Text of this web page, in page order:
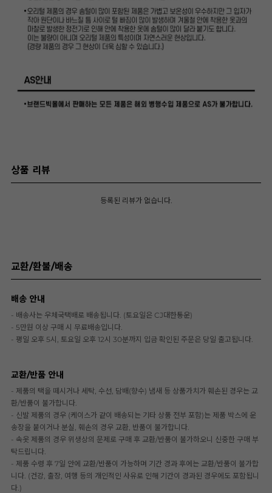
상품 리뷰
등록된 리뷰가 없습니다.
교환/환불/배송
배송 안내
- 배송사는 우체국택배로 배송됩니다. (토요일은 CJ대한통운)
- 5만원 이상 구매 시 무료배송입니다.
- 평일 오후 5시, 토요일 오후 12시 30분까지 입금 확인된 주문은 당일 출고됩니다.
교환/반품 안내
- 제품의 택을 떼시거나 세탁, 수선, 담배(향수) 냄새 등 상품가치가 훼손된 경우는 교
환/반품이 불가합니다.
- 신발 제품의 경우 (케이스가 같이 배송되는 기타 상품 전부 포함)는 제품 박스에 운
송장을 붙이거나 분실, 훼손의 경우 교환, 반품이 불가합니다.
- 속옷 제품의 경우 위생상의 문제로 구매 후 교환/반품이 불가하오니 신중한 구매 부
탁드립니다.
- 제품 수령 후 7일 안에 교환/반품이 가능하며 기간 경과 후에는 교환/반품이 불가합
니다. (건강, 출장, 여행 등의 개인적인 사유로 인해 기간이 경과된 경우에도 포함됩니
다.)